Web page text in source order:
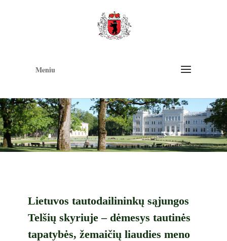
Meniu
Lietuvos tautodailininkų sąjungos
Telšių skyriuje – dėmesys tautinės
tapatybės, žemaičių liaudies meno